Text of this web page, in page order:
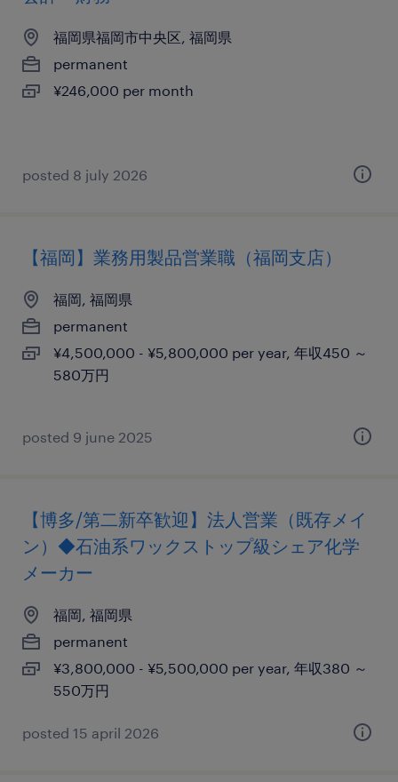
福岡県福岡市中央区, 福岡県
permanent
¥246,000 per month
posted 8 july 2026
【福岡】業務用製品営業職（福岡支店）
福岡, 福岡県
permanent
¥4,500,000 - ¥5,800,000 per year, 年収450 ～
580万円
posted 9 june 2025
【博多/第二新卒歓迎】法人営業（既存メイ
ン）◆石油系ワックストップ級シェア化学
メーカー
福岡, 福岡県
permanent
¥3,800,000 - ¥5,500,000 per year, 年収380 ～
550万円
posted 15 april 2026